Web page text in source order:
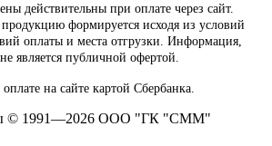
действительны при оплате через сайт.
формируется исходя из условий
оплаты и места отгрузки. Информация,
является публичной офертой.
на сайте картой Сбербанка.
© 1991—2026 ООО "ГК "СММ"